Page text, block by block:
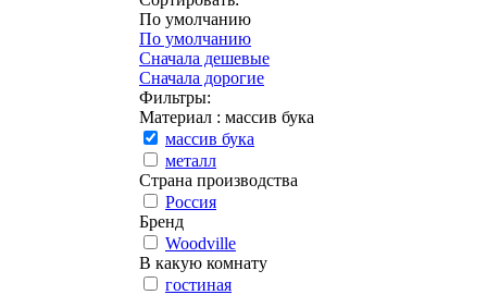
По умолчанию
По умолчанию
Сначала дешевые
Сначала дорогие
Фильтры:
Материал : массив бука
массив бука
металл
Страна производства
Россия
Бренд
Woodville
В какую комнату
гостиная